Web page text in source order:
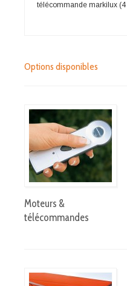
télécommande markilux (4
Options disponibles
Moteurs &
télécommandes